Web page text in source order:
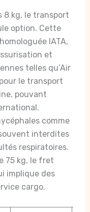
8 kg, le transport
option. Cette
IATA,
et
telles qu’Air
le transport
pouvant
comme
interdites
respiratoires.
75 kg, le fret
implique des
cargo.